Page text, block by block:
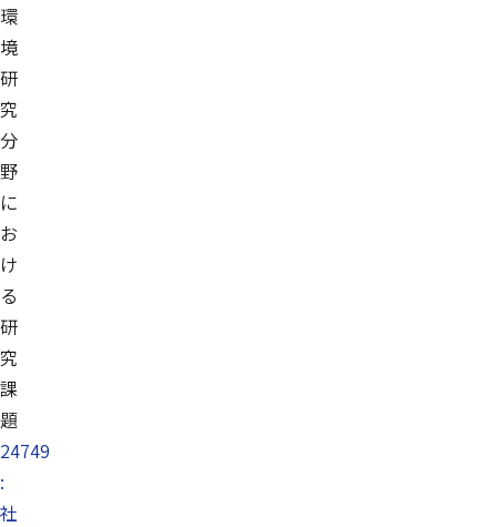
環
境
研
究
分
野
に
お
け
る
研
究
課
題
24749
:
社